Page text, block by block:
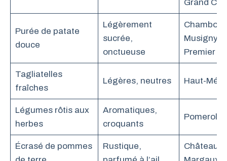
Grand Cru
Purée de patate
douce
Légèrement
sucrée,
onctueuse
Musigny
Premier
Tagliatelles
fraîches
Légères, neutres Haut-
Légumes rôtis aux
herbes
Aromatiques,
croquants
Pomerol
Écrasé de pommes
Rustique,
Château